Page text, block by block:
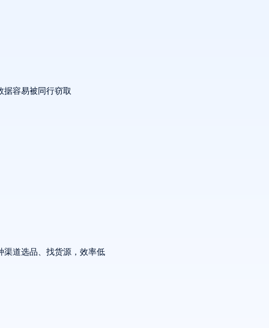
据容易被同行窃取
渠道选品、找货源，效率低